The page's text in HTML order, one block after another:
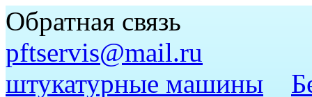
Обратная связь
pftservis@mail.ru
штукатурные машины